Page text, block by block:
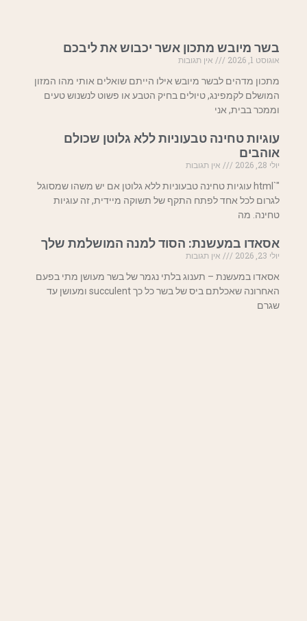
בשר מיובש מתכון אשר יכבוש את ליבכם
אוגוסט 1, 2026
אין תגובות
מתכון מדהים לבשר מיובש אילו הייתם שואלים אותי מהו המזון
המושלם לקמפינג, טיולים בחיק הטבע או פשוט לנשנוש טעים
וממכר בבית, אני
עוגיות טחינה טבעוניות ללא גלוטן שכולם
אוהבים
יולי 28, 2026
אין תגובות
"`html עוגיות טחינה טבעוניות ללא גלוטן אם יש משהו שמסוגל
לגרום לכל אחד לפתח התקף של תשוקה מיידית, זה עוגיות
טחינה. מה
אסאדו במעשנת: הסוד למנה המושלמת שלך
יולי 23, 2026
אין תגובות
אסאדו במעשנת – תענוג בלתי נגמר של בשר מעושן מתי בפעם
האחרונה שאכלתם ביס של בשר כל כך succulent ומעושן עד
שגרם